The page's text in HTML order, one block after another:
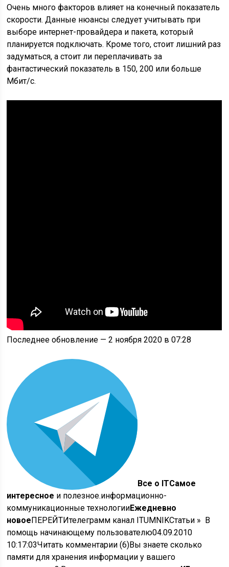
Очень много факторов влияет на конечный показатель
скорости. Данные нюансы следует учитывать при
выборе интернет-провайдера и пакета, который
планируется подключать. Кроме того, стоит лишний раз
задуматься, а стоит ли переплачивать за
фантастический показатель в 150, 200 или больше
Мбит/с.
Последнее обновление — 2 ноября 2020 в 07:28
Все о ITСамое
интересное и полезное.информационно-
коммуникационные технологииЕжедневно
новоеПЕРЕЙТИтелеграмм канал ITUMNIKСтатьи » В
помощь начинающему пользователю04.09.2010
10:17:03Читать комментарии (6)Вы знаете сколько
памяти для хранения информации у вашего